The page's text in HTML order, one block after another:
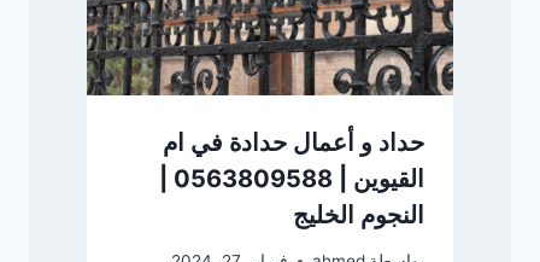
حداد و أعمال حدادة في ام
النجوم الخليج